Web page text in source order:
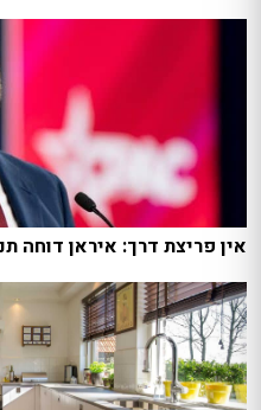
אין פריצת דרך: איראן דוחה